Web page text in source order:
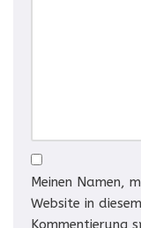
Meinen Namen,
Website in
Kommentierung